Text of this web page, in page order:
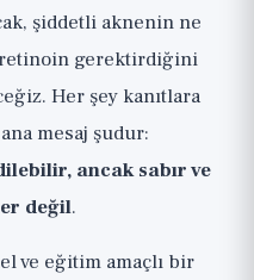
şiddetli aknenin ne
gerektirdiğini
Her şey kanıtlara
mesaj şudur:
ancak sabır ve
değil.
ve eğitim amaçlı bir